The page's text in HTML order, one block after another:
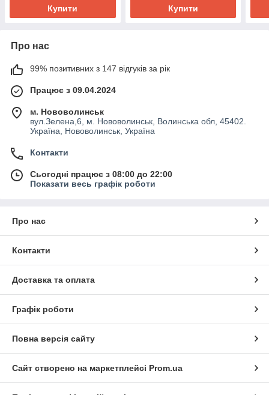
Купити Купити
Про нас
99% позитивних з 147 відгуків за рік
Працює з 09.04.2024
м. Нововолинськ
вул.Зелена,6, м. Нововолинськ, Волинська обл, 45402.
Україна, Нововолинськ, Україна
Контакти
Сьогодні працює з 08:00 до 22:00
Показати весь графік роботи
Про нас
Контакти
Доставка та оплата
Графік роботи
Повна версія сайту
Сайт створено на маркетплейсі Prom.ua